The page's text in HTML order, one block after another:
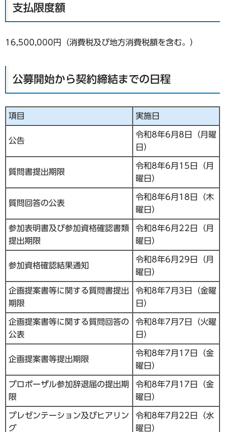
支払限度額
16,500,000円（消費税及び地方消費税額を含む。）
公募開始から契約締結までの日程
項目 実施日
公告
令和8年6月8日（月曜
日）
質問書提出期限
令和8年6月15日（月
曜日）
質問回答の公表
令和8年6月18日（木
曜日）
参加表明書及び参加資格確認書類
提出期限
令和8年6月22日（月
曜日）
参加資格確認結果通知
令和8年6月29日（月
曜日）
企画提案書等に関する質問書提出
期限
令和8年7月3日（金曜
日）
企画提案書等に関する質問回答の
公表
令和8年7月7日（火曜
日）
企画提案書等提出期限
令和8年7月17日（金
曜日）
プロポーザル参加辞退届の提出期
限
令和8年7月17日（金
曜日）
プレゼンテーション及びヒアリン
グ
令和8年7月22日（水
曜日）